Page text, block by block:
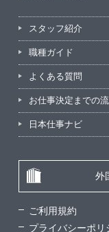
スタッフ紹介
職種ガイド
よくある質問
お仕事決定までの
日本仕事ナビ
外
ご利用規約
プライバシーポリ